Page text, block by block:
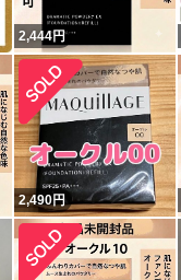
2,444円
2,490円